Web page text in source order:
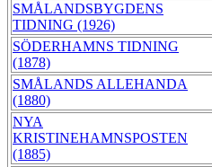
SMÅLANDSBYGDENS
TIDNING (1926)
SÖDERHAMNS TIDNING
(1878)
SMÅLANDS ALLEHANDA
(1880)
NYA
KRISTINEHAMNSPOSTEN
(1885)